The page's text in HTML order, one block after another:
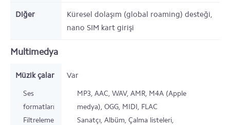
Diğer
Küresel dolaşım (global roaming) desteği,
nano SIM kart girişi
Multimedya
Müzik çalar Var
Ses
formatları
MP3, AAC, WAV, AMR, M4A (Apple
medya), OGG, MIDI, FLAC
Filtreleme
Sanatçı, Albüm, Çalma listeleri,